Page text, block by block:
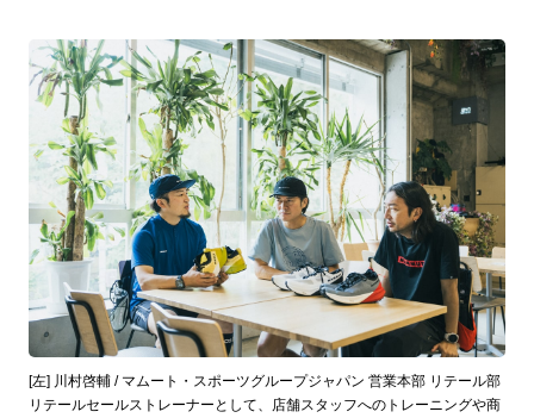
[左] 川村啓輔 / マムート・スポーツグループジャパン 営業本部 リテール部
リテールセールストレーナーとして、店舗スタッフへのトレーニングや商